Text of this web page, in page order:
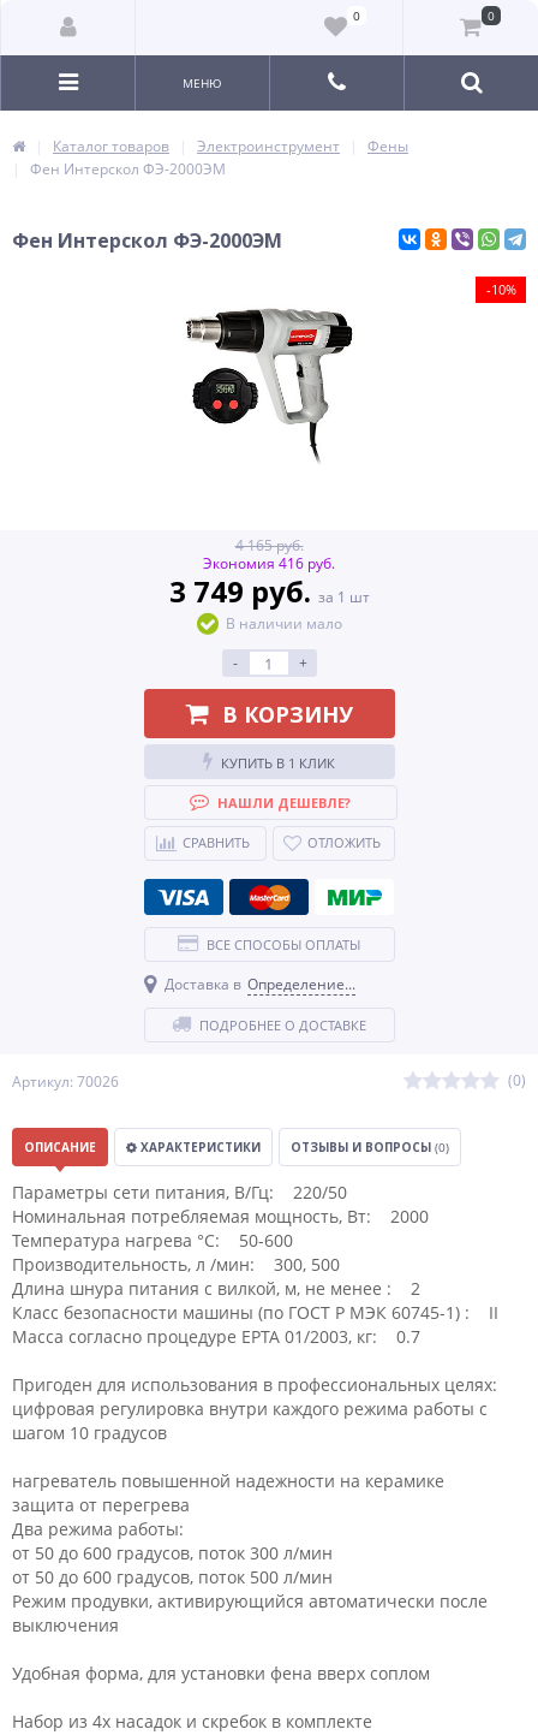
0 0
МЕНЮ
Каталог товаров Электроинструмент
Фены
Фен Интерскол ФЭ-2000ЭМ
Фен Интерскол ФЭ-2000ЭМ
-10%
Артикул: 70026 (0)
4 165 руб.
Экономия 416 руб.
3 749 руб. за 1 шт
В наличии мало
-
+
В КОРЗИНУ
КУПИТЬ В 1 КЛИК
НАШЛИ ДЕШЕВЛЕ?
СРАВНИТЬ ОТЛОЖИТЬ
ВСЕ СПОСОБЫ ОПЛАТЫ
Доставка в Определение...
ПОДРОБНЕЕ О ДОСТАВКЕ
ОПИСАНИЕ ХАРАКТЕРИСТИКИ ОТЗЫВЫ И ВОПРОСЫ (0)
Параметры сети питания, В/Гц: 220/50
Номинальная потребляемая мощность, Вт: 2000
Температура нагрева °С: 50-600
Производительность, л /мин: 300, 500
Длина шнура питания с вилкой, м, не менее : 2
Класс безопасности машины (по ГОСТ Р МЭК 60745-1) : II
Масса согласно процедуре ЕРТА 01/2003, кг: 0.7
Пригоден для использования в профессиональных целях:
цифровая регулировка внутри каждого режима работы с
шагом 10 градусов
нагреватель повышенной надежности на керамике
защита от перегрева
Два режима работы:
от 50 до 600 градусов, поток 300 л/мин
от 50 до 600 градусов, поток 500 л/мин
Режим продувки, активирующийся автоматически после
выключения
Удобная форма, для установки фена вверх соплом
Набор из 4х насадок и скребок в комплекте